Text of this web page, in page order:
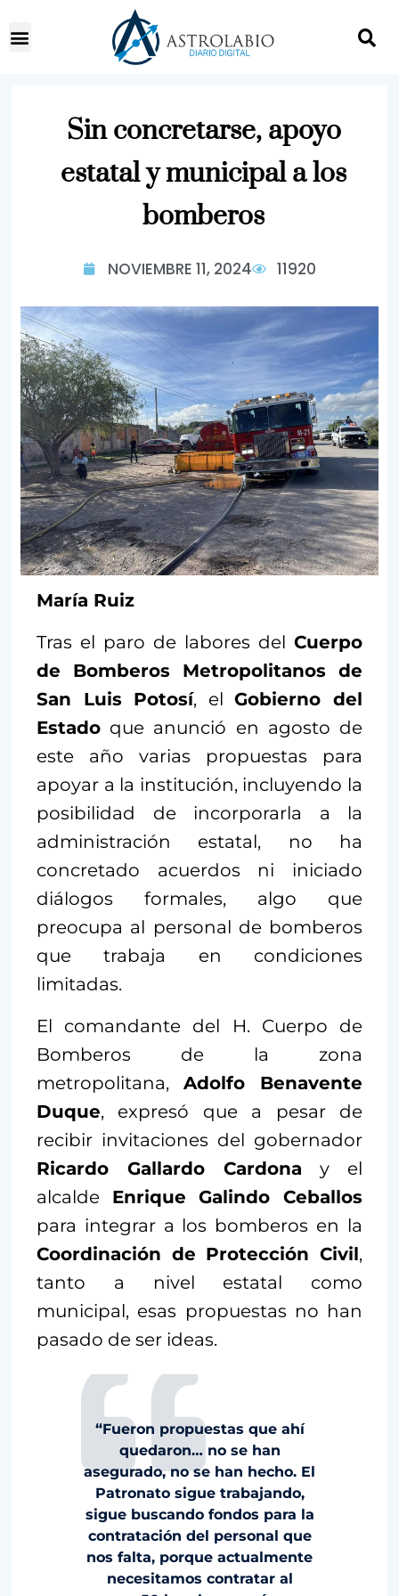
Sin concretarse, apoyo
estatal y municipal a los
bomberos
NOVIEMBRE 11, 2024 11920
María Ruiz
Tras el paro de labores del Cuerpo
de Bomberos Metropolitanos de
San Luis Potosí, elGobierno del
Estado que anunció en agosto de
este año varias propuestas para
apoyar a la institución, incluyendo la
posibilidad de incorporarla a la
administración estatal, no ha
concretado acuerdos ni iniciado
diálogos formales, algo que
preocupa al personal de bomberos
que trabaja en condiciones
limitadas.
El comandante del H. Cuerpo de
Bomberos de la zona
metropolitana, Adolfo Benavente
Duque, expresó que a pesar de
recibir invitaciones del gobernador
Ricardo Gallardo Cardona y el
alcalde Enrique Galindo Ceballos
para integrar a los bomberos en la
Coordinación de Protección Civil,
tanto a nivel estatal como
municipal, esas propuestas no han
pasado de ser ideas.
“Fueron propuestas que ahí
quedaron… no se han
asegurado, no se han hecho. El
Patronato sigue trabajando,
sigue buscando fondos para la
contratación del personal que
nos falta, porque actualmente
necesitamos contratar al